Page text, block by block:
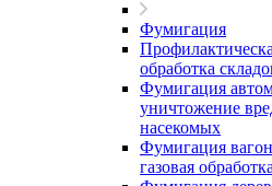
Фумигация
обработка
Фумигация
уничтожение
насекомых
Фумигация
газовая